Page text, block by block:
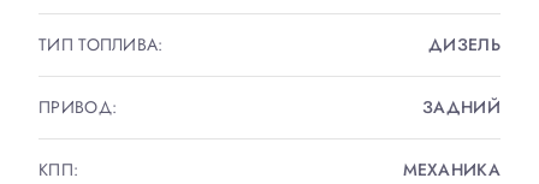
ТИП ТОПЛИВА: ДИЗЕЛЬ
ПРИВОД: ЗАДНИЙ
КПП: МЕХАНИКА